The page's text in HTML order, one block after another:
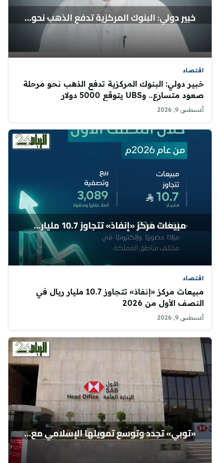
اقتصاد
خبير دولي: البنوك المركزية تدفع الذهب نحو مرحلة
صعود متسارع.. وUBS يتوقع 5000 دولار
أغسطس 9, 2026
اقتصاد
مبيعات مركز «إنفاذ» تتجاوز 10.7 مليار ريال في
النصف الأول من 2026
أغسطس 9, 2026